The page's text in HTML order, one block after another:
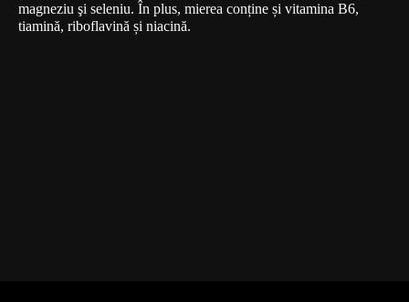
magneziu şi seleniu. În plus, mierea conține și vitamina B6,
tiamină, riboflavină și niacină.